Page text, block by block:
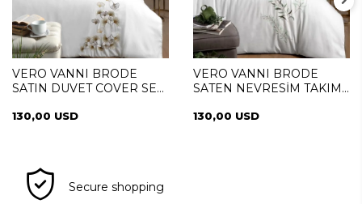
VERO VANNI BRODE
SATIN DUVET COVER SET
130,00 USD
VERO VANNI BRODE
SATEN NEVRESİM TAKIMI
130,00 USD
Secure shopping